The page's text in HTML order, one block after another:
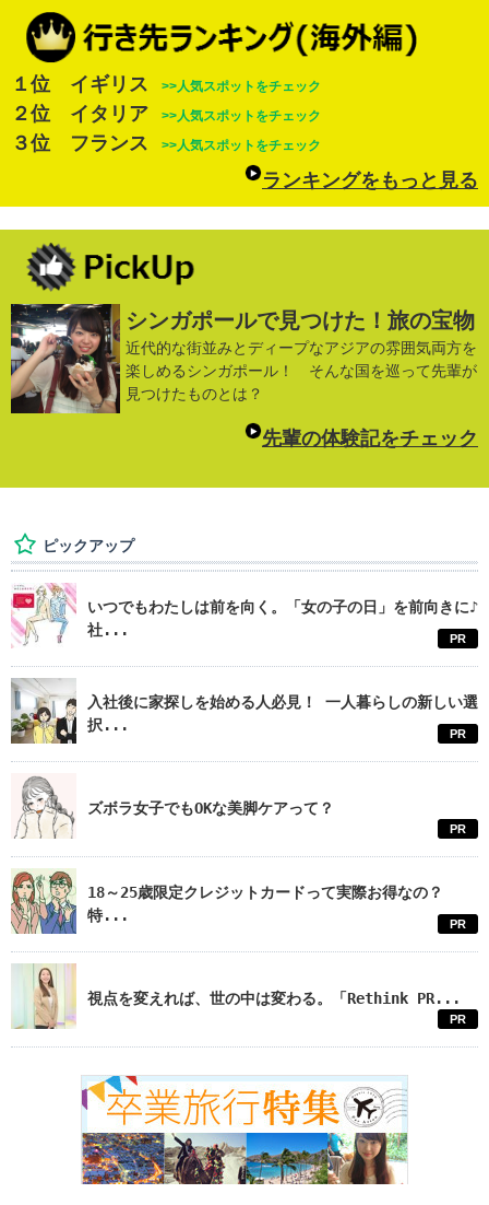
１位 イギリス >>人気スポットをチェック
２位 イタリア >>人気スポットをチェック
３位 フランス >>人気スポットをチェック
ランキングをもっと見る
シンガポールで見つけた！旅の宝物
近代的な街並みとディープなアジアの雰囲気両方を
楽しめるシンガポール！ そんな国を巡って先輩が
見つけたものとは？
先輩の体験記をチェック
ピックアップ
いつでもわたしは前を向く。「女の子の日」を前向きに♪
社...
PR
入社後に家探しを始める人必見！ 一人暮らしの新しい選
択...
PR
ズボラ女子でもOKな美脚ケアって？
PR
18～25歳限定クレジットカードって実際お得なの？
特...
PR
視点を変えれば、世の中は変わる。「Rethink PR...
PR